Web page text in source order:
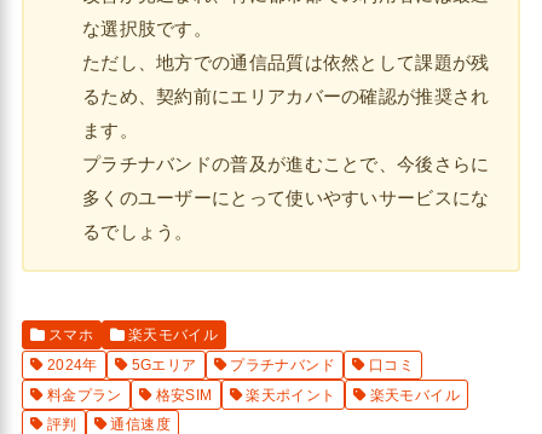
な選択肢です。
ただし、地方での通信品質は依然として課題が残
るため、契約前にエリアカバーの確認が推奨され
ます。
プラチナバンドの普及が進むことで、今後さらに
多くのユーザーにとって使いやすいサービスにな
るでしょう。
スマホ
楽天モバイル
2024年
5Gエリア プラチナバンド
口コミ
料金プラン
格安SIM 楽天ポイント
楽天モバイル
評判
通信速度